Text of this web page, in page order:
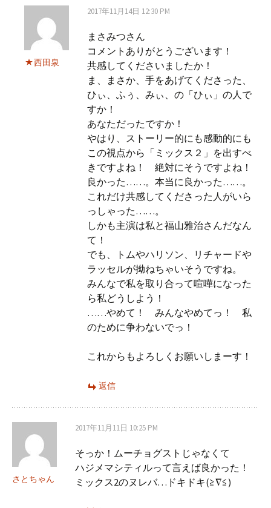
西田泉
2017年11月14日 12:30 PM
まさみつさん
コメントありがとうございます！
共感してくださいましたか！
ま、まさか、手をあげてくださった、
ひぃ、ふぅ、みぃ、の「ひぃ」の人で
すか！
あなただったですか！
やはり、ストーリー的にも感動的にも
この視点から「ミックス２」を出すべ
きですよね！ 絶対にそうですよね！
良かった……。本当に良かった……。
これだけ共感してくださった人がいら
っしゃった……。
しかも主演は私と福山雅治さんだなん
て！
でも、トムやハリソン、リチャードや
ラッセルが拗ねちゃいそうですね。
みんなで私を取り合って喧嘩になった
ら私どうしよう！
……やめて！ みんなやめてっ！ 私
のために争わないでっ！
これからもよろしくお願いしまーす！
返信
さとちゃん
2017年11月11日 10:25 PM
そっか！ムーチョグストじゃなくて
ハジメマシティルって言えば良かった！
ミックス2のヌレバ…ドキドキ(≧∇≦)